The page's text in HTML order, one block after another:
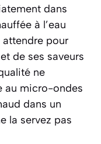
dans
à l’eau
attendre pour
de ses saveurs
ne
au micro-ondes
dans un
la servez pas